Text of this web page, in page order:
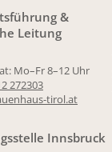
&
Leitung
Mo–Fr 8–12 Uhr
272303
tirol.at
Innsbruck